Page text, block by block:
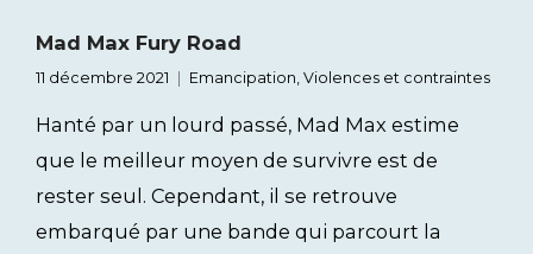
Mad Max Fury Road
11 décembre 2021 Emancipation, Violences et contraintes
Hanté par un lourd passé, Mad Max estime
que le meilleur moyen de survivre est de
rester seul. Cependant, il se retrouve
embarqué par une bande qui parcourt la